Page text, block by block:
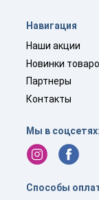
Навигация
Наши акции
Новинки
Партнеры
Контакты
Мы в соцсетях:
Способы